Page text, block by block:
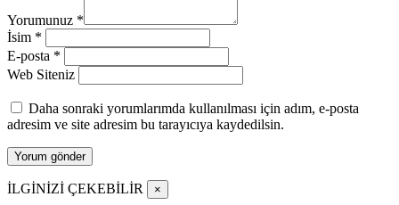
Yorumunuz *
İsim *
E-posta *
Web Siteniz
Daha sonraki yorumlarımda kullanılması için adım, e-posta
adresim ve site adresim bu tarayıcıya kaydedilsin.
İLGİNİZİ ÇEKEBİLİR ×